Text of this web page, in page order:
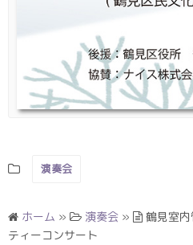
演奏会
ホーム » 演奏会 »
鶴見室
ティーコンサート